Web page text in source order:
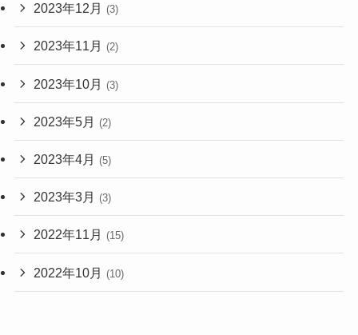
2023年12月 (3)
2023年11月 (2)
2023年10月 (3)
2023年5月 (2)
2023年4月 (5)
2023年3月 (3)
2022年11月 (15)
2022年10月 (10)